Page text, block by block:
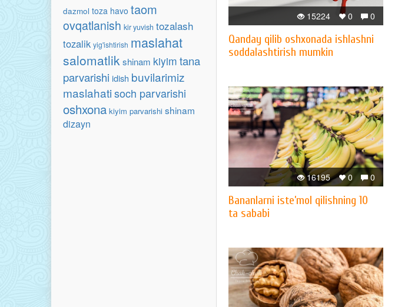
dazmol toza havo taom
ovqatlanish kir yuvish tozalash
tozalik yig'ishtirish maslahat
salomatlikshinam kiyim tana
parvarishi idish buvilarimiz
maslahatisoch parvarishi
oshxona kiyim parvarishi shinam
dizayn
0
0
15224
Qanday qilib oshxonada ishlashni
soddalashtirish mumkin
0
0
16195
Bananlarni iste’mol qilishning 10
ta sababi